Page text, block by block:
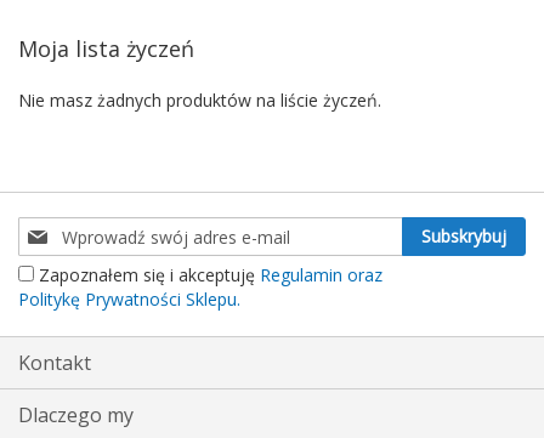
Moja lista życzeń
Nie masz żadnych produktów na liście życzeń.
Subskrybuj
nasz
newsletter:
Subskrybuj
Zapoznałem się i akceptuję Regulamin oraz
Politykę Prywatności Sklepu.
Kontakt
Dlaczego my